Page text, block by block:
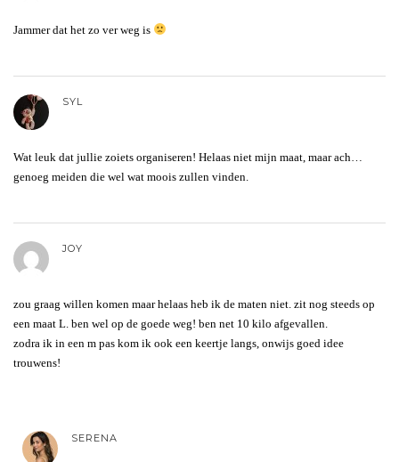
Jammer dat het zo ver weg is
SYL
Wat leuk dat jullie zoiets organiseren! Helaas niet mijn maat, maar ach…
genoeg meiden die wel wat moois zullen vinden.
JOY
zou graag willen komen maar helaas heb ik de maten niet. zit nog steeds op
een maat L. ben wel op de goede weg! ben net 10 kilo afgevallen.
zodra ik in een m pas kom ik ook een keertje langs, onwijs goed idee
trouwens!
SERENA